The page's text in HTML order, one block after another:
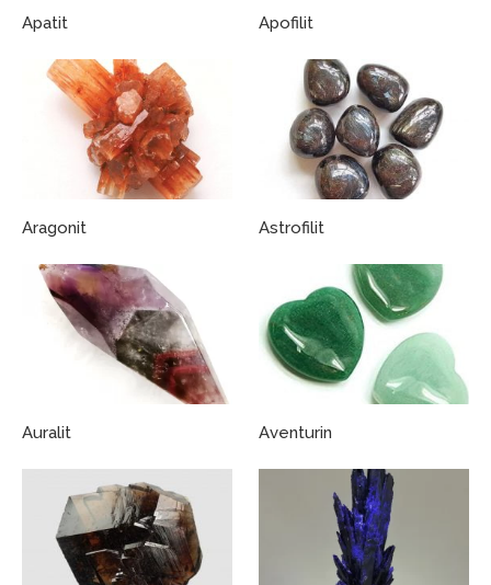
Apatit Apofilit
Aragonit Astrofilit
Auralit Aventurin